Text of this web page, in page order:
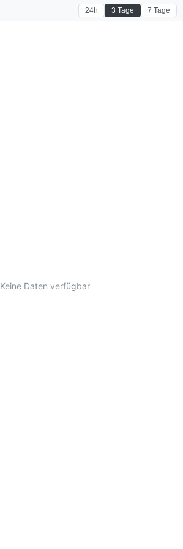
24h 3 Tage 7 Tage
Keine Daten verfügbar